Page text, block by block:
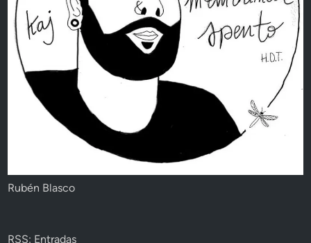
Rubén Blasco
RSS: Entradas